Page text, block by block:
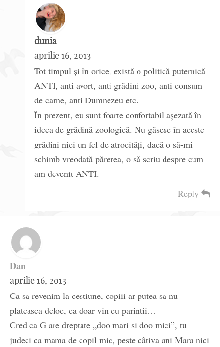
dunia
aprilie 16, 2013
Tot timpul și în orice, există o politică puternică
ANTI, anti avort, anti grădini zoo, anti consum
de carne, anti Dumnezeu etc.
În prezent, eu sunt foarte confortabil așezată în
ideea de grădină zoologică. Nu găsesc în aceste
grădini nici un fel de atrocități, dacă o să-mi
schimb vreodată părerea, o să scriu despre cum
am devenit ANTI.
Reply
Dan
aprilie 16, 2013
Ca sa revenim la cestiune, copiii ar putea sa nu
plateasca deloc, ca doar vin cu parintii…
Cred ca G are dreptate „doo mari si doo mici”, tu
judeci ca mama de copil mic, peste câtiva ani Mara nici